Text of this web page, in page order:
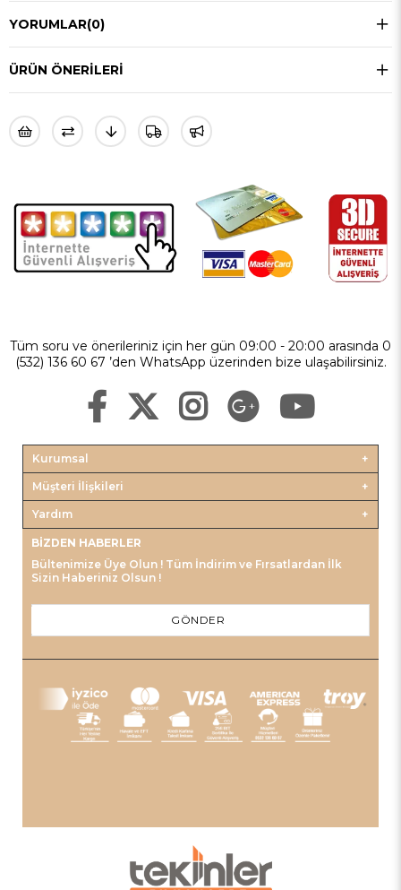
YORUMLAR(0)
ÜRÜN ÖNERILERI
Tüm soru ve önerileriniz için her gün 09:00 - 20:00 arasında 0
(532) 136 60 67 ’den WhatsApp üzerinden bize ulaşabilirsiniz.
Kurumsal
Müşteri İlişkileri
Yardım
BIZDEN HABERLER
Bültenimize Üye Olun ! Tüm İndirim ve Fırsatlardan İlk
Sizin Haberiniz Olsun !
GÖNDER